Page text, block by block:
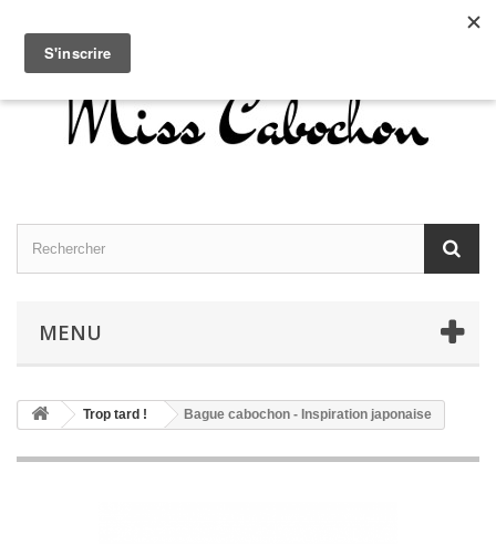
Connexion
MENU
Trop tard ! Bague cabochon - Inspiration japonaise